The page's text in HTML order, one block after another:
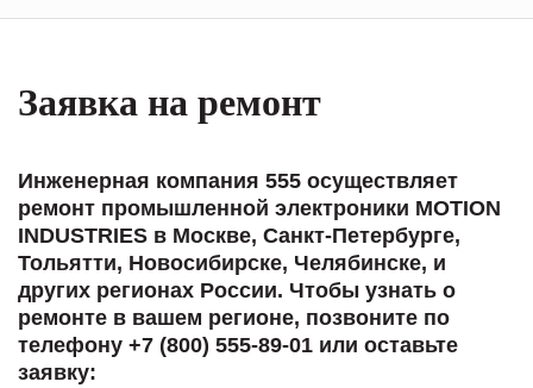
Заявка на ремонт
Инженерная компания 555 осуществляет
ремонт промышленной электроники MOTION
INDUSTRIES в Москве, Санкт-Петербурге,
Тольятти, Новосибирске, Челябинске, и
других регионах России. Чтобы узнать о
ремонте в вашем регионе, позвоните по
телефону +7 (800) 555-89-01 или оставьте
заявку: